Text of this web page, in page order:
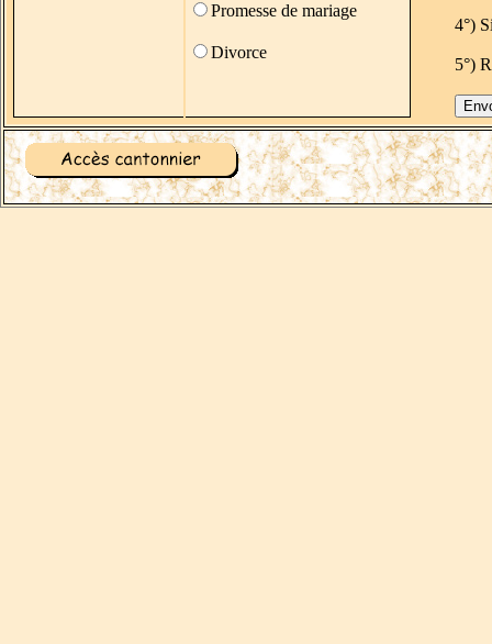
4°)
5°)
Promesse de mariage
Divorce